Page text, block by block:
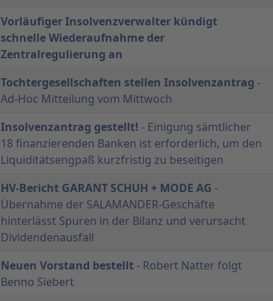
Vorläufiger Insolvenzverwalter kündigt
schnelle Wiederaufnahme der
Zentralregulierung an
Tochtergesellschaften stellen Insolvenzantrag -
Ad-Hoc Mitteilung vom Mittwoch
Insolvenzantrag gestellt! - Einigung sämtlicher
18 finanzierenden Banken ist erforderlich, um den
Liquiditätsengpaß kurzfristig zu beseitigen
HV-Bericht GARANT SCHUH + MODE AG -
Übernahme der SALAMANDER-Geschäfte
hinterlässt Spuren in der Bilanz und verursacht
Dividendenausfall
Neuen Vorstand bestellt- Robert Natter folgt
Benno Siebert